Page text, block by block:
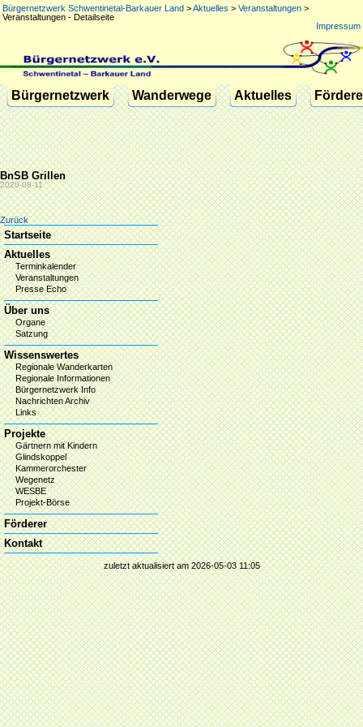
Bürgernetzwerk Schwentinetal-Barkauer Land >Aktuelles > Veranstaltungen >
Veranstaltungen - Detailseite
Impressum
Navigation
überspringen
Bürgernetzwerk Wanderwege Aktuelles
BnSB Grillen
2020-08-11
Zurück
Navigation
überspringen
Startseite
Aktuelles
Terminkalender
Veranstaltungen
Presse Echo
Über uns
Organe
Satzung
Wissenswertes
Regionale Wanderkarten
Regionale Informationen
Bürgernetzwerk Info
Nachrichten Archiv
Links
Projekte
Gärtnern mit Kindern
Glindskoppel
Kammerorchester
Wegenetz
WESBE
Projekt-Börse
Förderer
Kontakt
zuletzt aktualisiert am 2026-05-03 11:05